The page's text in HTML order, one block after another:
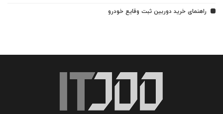
راهنمای خرید دوربین ثبت وقایع خودرو